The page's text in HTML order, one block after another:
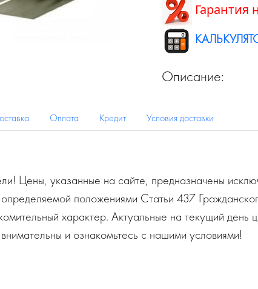
Гарантия
Описание:
Оплата Кредит Условия доставки
Цены, указанные на сайте, предназначены
положениями Статьи 437
характер. Актуальные на текущий день
и ознакомьтесь с нашими условиями!